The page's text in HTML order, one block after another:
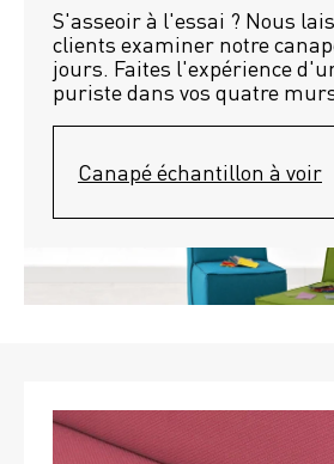
S'asseoir à l'essai ? Nous
clients examiner notre
jours. Faites l'expérience
puriste dans vos quatre
Canapé échantillon à voir